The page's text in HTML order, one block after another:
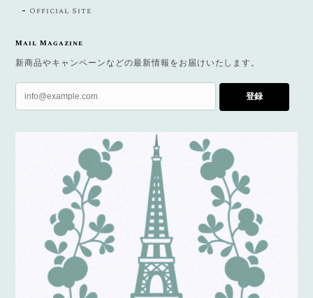
Official Site
Mail Magazine
新商品やキャンペーンなどの最新情報をお届けいたします。
登録